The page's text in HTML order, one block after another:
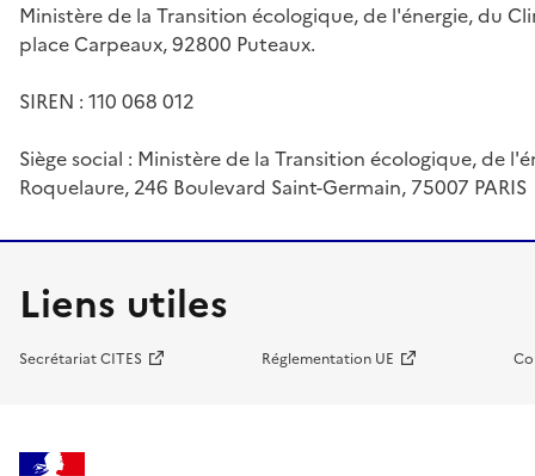
Ministère de la Transition écologique, de l'énergie, du
place Carpeaux, 92800 Puteaux.
SIREN : 110 068 012
Siège social : Ministère de la Transition écologique, de
Roquelaure, 246 Boulevard Saint-Germain, 75007 PARIS
Liens utiles
Secrétariat CITES Réglementation UE